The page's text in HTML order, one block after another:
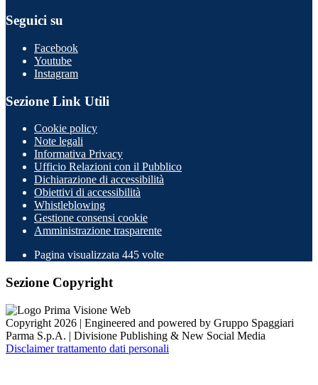
Seguici su
Facebook
Youtube
Instagram
Sezione Link Utili
Cookie policy
Note legali
Informativa Privacy
Ufficio Relazioni con il Pubblico
Dichiarazione di accessibilità
Obiettivi di accessibilità
Whistleblowing
Gestione consensi cookie
Amministrazione trasparente
Pagina visualizzata 445 volte
Sezione Copyright
Copyright 2026 | Engineered and powered by Gruppo Spaggiari
Parma S.p.A. | Divisione Publishing & New Social Media
Disclaimer trattamento dati personali